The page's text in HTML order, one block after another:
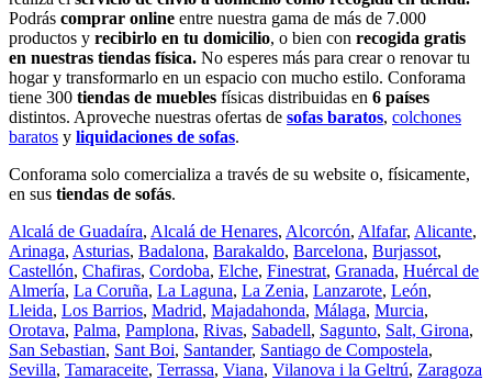
Podrás comprar online entre nuestra gama de más de 7.000
productos y recibirlo en tu domicilio, o bien con recogida gratis
en nuestras tiendas física. No esperes más para crear o renovar tu
hogar y transformarlo en un espacio con mucho estilo. Conforama
tiene 300 tiendas de muebles físicas distribuidas en 6 países
distintos. Aproveche nuestras ofertas de sofas baratos, colchones
baratos y liquidaciones de sofas.
Conforama solo comercializa a través de su website o, físicamente,
en sus tiendas de sofás.
Alcalá de Guadaíra, Alcalá de Henares, Alcorcón, Alfafar, Alicante,
Arinaga, Asturias, Badalona, Barakaldo, Barcelona, Burjassot,
Castellón, Chafiras, Cordoba, Elche, Finestrat, Granada, Huércal de
Almería, La Coruña, La Laguna, La Zenia, Lanzarote, León,
Lleida, Los Barrios, Madrid, Majadahonda, Málaga, Murcia,
Orotava, Palma, Pamplona, Rivas, Sabadell, Sagunto, Salt, Girona,
San Sebastian, Sant Boi, Santander, Santiago de Compostela,
Sevilla, Tamaraceite, Terrassa, Viana, Vilanova i la Geltrú, Zaragoza